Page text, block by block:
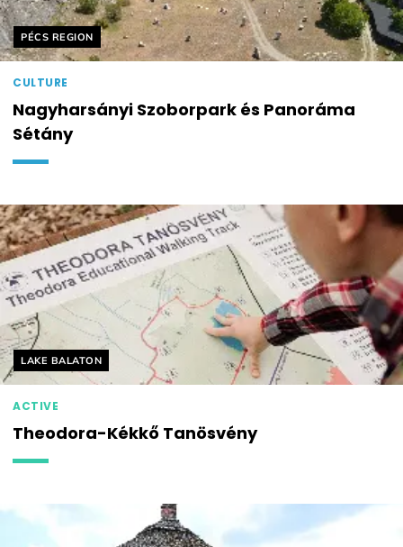
Helyszín címkék:
PÉCS REGION
CULTURE
Nagyharsányi Szoborpark és Panoráma
Sétány
Helyszín címkék:
LAKE BALATON
ACTIVE
Theodora-Kékkő Tanösvény